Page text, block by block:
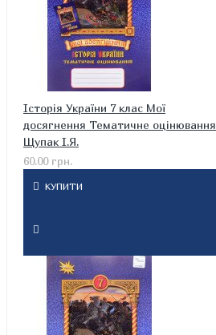
Історія України 7 клас Мої
досягнення Тематичне оцінювання
Щупак І.Я.
60.00 грн.
КУПИТИ